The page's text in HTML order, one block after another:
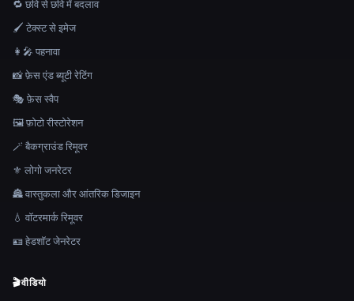
🔁 छवि से छवि में बदलाव
🖌️ टेक्स्ट से इमेज
👩‍🎤 पहनावा
📸 फ़ेस एंड ब्यूटी रेटिंग
🎭 फ़ेस स्वैप
🖼️ फ़ोटो रीस्टोरेशन
🪄 बैकग्राउंड रिमूवर
⚜️ लोगो जनरेटर
🏯 वास्तुकला और आंतरिक डिजाइन
💧 वॉटरमार्क रिमूवर
🪪 हेडशॉट जेनरेटर
🎬वीडियो